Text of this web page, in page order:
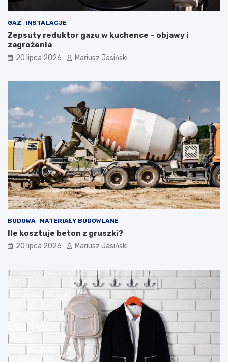
GAZ INSTALACJE
Zepsuty reduktor gazu w kuchence – objawy i
zagrożenia
20 lipca 2026 Mariusz Jasiński
BUDOWA MATERIAŁY BUDOWLANE
Ile kosztuje beton z gruszki?
20 lipca 2026 Mariusz Jasiński